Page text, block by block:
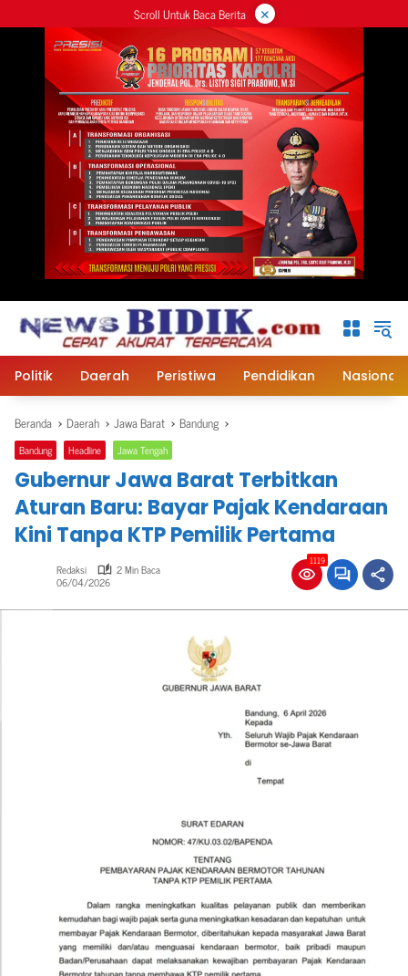
ke
Scroll Untuk Baca Berita ×
Politik Daerah Peristiwa Pendidikan Nasional
Beranda Daerah Jawa Barat Bandung
Bandung Headline Jawa Tengah
Gubernur Jawa Barat Terbitkan
Aturan Baru: Bayar Pajak Kendaraan
Kini Tanpa KTP Pemilik Pertama
Redaksi 2 Min Baca
06/04/2026
1119